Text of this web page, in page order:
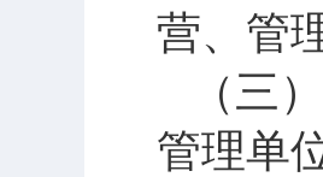
营、管
（三
管理单